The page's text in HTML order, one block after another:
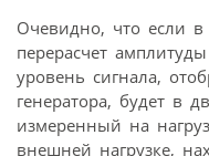
Очевидно, что если в
перерасчет
уровень сигнала,
генератора, будет в
измеренный на
внешней нагрузке,